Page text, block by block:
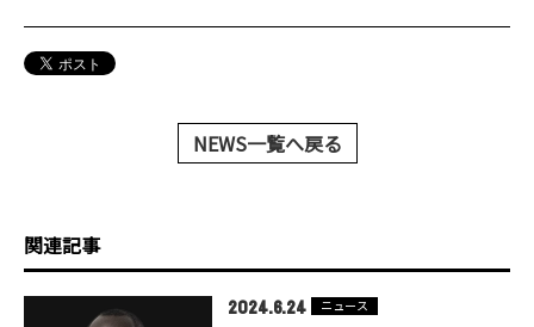
NEWS一覧へ戻る
関連記事
2024.6.24 ニュース